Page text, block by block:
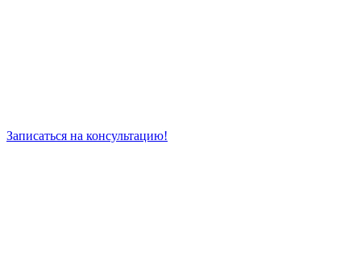
Записаться на консультацию!